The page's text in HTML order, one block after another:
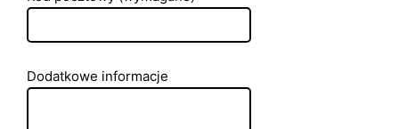
Dodatkowe informacje